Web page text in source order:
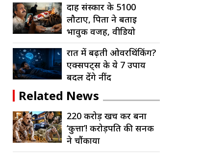
दाह संस्कार के ₹5100
लौटाए, पिता ने बताई
भावुक वजह, वीडियो
वायरल
रात में बढ़ती ओवरथिंकिंग?
एक्सपर्ट्स के ये 7 उपाय
बदल देंगे नींद
Related News
220 करोड़ खर्च कर बना
‘कुत्ता’! करोड़पति की सनक
ने चौंकाया